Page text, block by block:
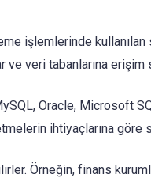
işlemlerinde kullanılan
ve veri tabanlarına erişim
Oracle, Microsoft
ihtiyaçlarına göre
Örneğin, finans